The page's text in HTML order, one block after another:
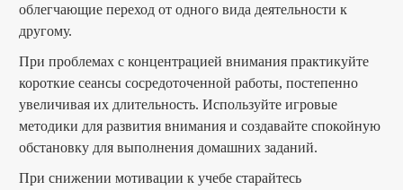
облегчающие переход от одного вида деятельности к
другому.
При проблемах с концентрацией внимания практикуйте
короткие сеансы сосредоточенной работы, постепенно
увеличивая их длительность. Используйте игровые
методики для развития внимания и создавайте спокойную
обстановку для выполнения домашних заданий.
При снижении мотивации к учебе старайтесь